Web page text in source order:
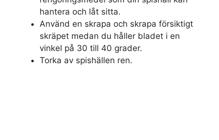
hantera och låt sitta.
Använd en skrapa och skrapa försiktigt
skräpet medan du håller bladet i en
vinkel på 30 till 40 grader.
Torka av spishällen ren.